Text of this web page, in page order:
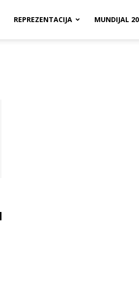
REPREZENTACIJA MUNDIJAL